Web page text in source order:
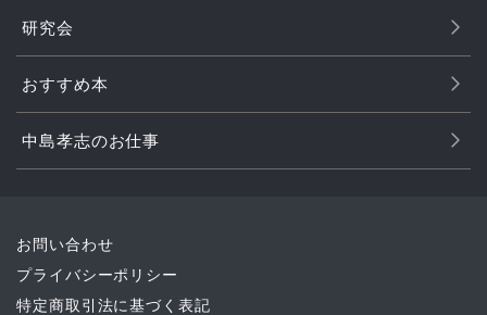
研究会
おすすめ本
中島孝志のお仕事
お問い合わせ
プライバシーポリシー
特定商取引法に基づく表記